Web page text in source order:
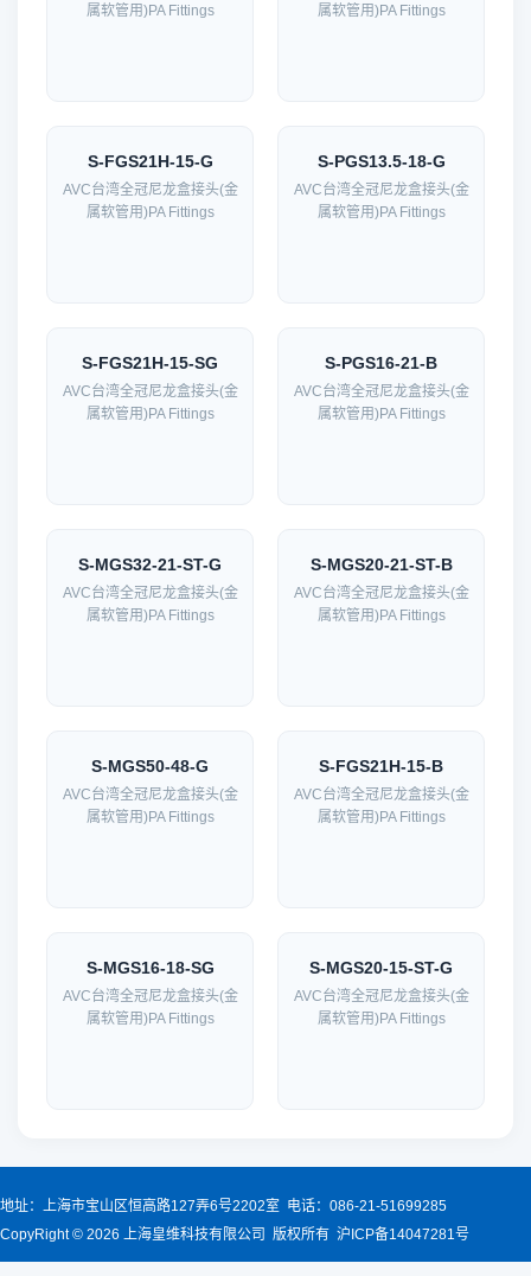
属软管用)PA Fittings 属软管用)PA Fittings
S-FGS21H-15-G
AVC台湾全冠尼龙盒接头(金
属软管用)PA Fittings
S-PGS13.5-18-G
AVC台湾全冠尼龙盒接头(金
属软管用)PA Fittings
S-FGS21H-15-SG
AVC台湾全冠尼龙盒接头(金
属软管用)PA Fittings
S-PGS16-21-B
AVC台湾全冠尼龙盒接头(金
属软管用)PA Fittings
S-MGS32-21-ST-G
AVC台湾全冠尼龙盒接头(金
属软管用)PA Fittings
S-MGS20-21-ST-B
AVC台湾全冠尼龙盒接头(金
属软管用)PA Fittings
S-MGS50-48-G
AVC台湾全冠尼龙盒接头(金
属软管用)PA Fittings
S-FGS21H-15-B
AVC台湾全冠尼龙盒接头(金
属软管用)PA Fittings
S-MGS16-18-SG
AVC台湾全冠尼龙盒接头(金
属软管用)PA Fittings
S-MGS20-15-ST-G
AVC台湾全冠尼龙盒接头(金
属软管用)PA Fittings
地址：上海市宝山区恒高路127弄6号2202室 电话：086-21-51699285
CopyRight © 2026 上海皇维科技有限公司 版权所有 沪ICP备14047281号